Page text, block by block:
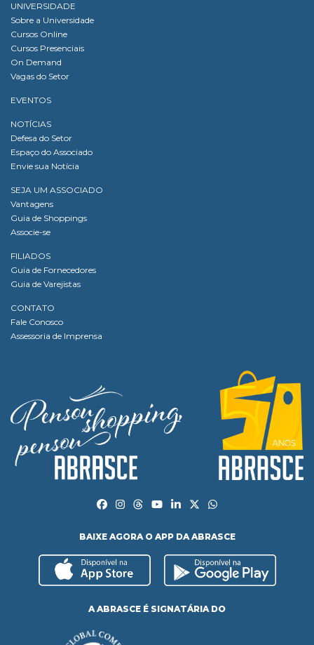
UNIVERSIDADE
Sobre a Universidade
Cursos Online
Cursos Presenciais
On Demand
Vagas do Setor
EVENTOS
NOTÍCIAS
Defesa do Setor
Espaço do Associado
Envie sua Notícia
SEJA UM ASSOCIADO
Vantagens
Guia de Shoppings
Associe-se
FILIADOS
Guia de Fornecedores
Guia de Varejistas
CONTATO
Fale Conosco
Assessoria de Imprensa
BAIXE AGORA O APP DA ABRASCE
A ABRASCE É SIGNATÁRIA DO